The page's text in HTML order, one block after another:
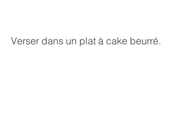
Verser dans un plat à cake beurré.